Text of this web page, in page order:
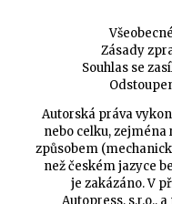
Zásady
Souhlas se
Autorská práva
nebo celku,
způsobem
než českém jazyce
je zakázáno. V
Autopress, s.r.o.,